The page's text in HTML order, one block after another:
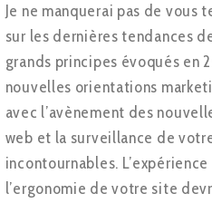
Je ne manquerai pas de
sur les dernières tendances
grands principes évoqués en
nouvelles orientations
avec l’avènement des
web et la surveillance de
incontournables.
l’ergonomie de votre site